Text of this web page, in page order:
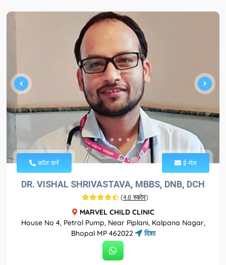
कॉल करें ई-मेल
DR. VISHAL SHRIVASTAVA, MBBS, DNB, DCH
(4.8 स्कोर)
MARVEL CHILD CLINIC
House No 4, Petrol Pump, Near Piplani, Kalpana Nagar,
Bhopal MP 462022
दिशा